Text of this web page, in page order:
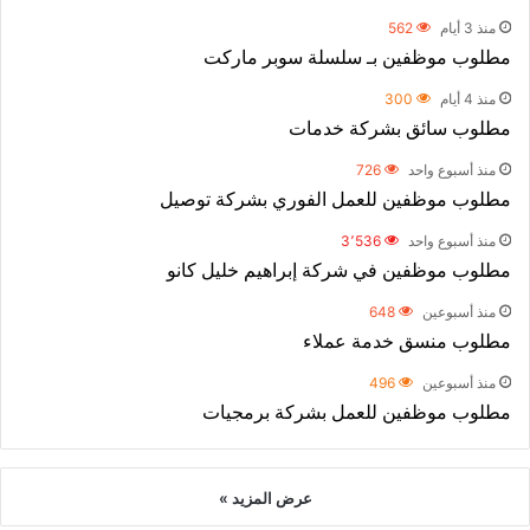
منذ 3 أيام 562
مطلوب موظفين بـ سلسلة سوبر ماركت
منذ 4 أيام 300
مطلوب سائق بشركة خدمات
منذ أسبوع واحد 726
مطلوب موظفين للعمل الفوري بشركة توصيل
منذ أسبوع واحد 3٬536
مطلوب موظفين في شركة إبراهيم خليل كانو
منذ أسبوعين 648
مطلوب منسق خدمة عملاء
منذ أسبوعين 496
مطلوب موظفين للعمل بشركة برمجيات
عرض المزيد »